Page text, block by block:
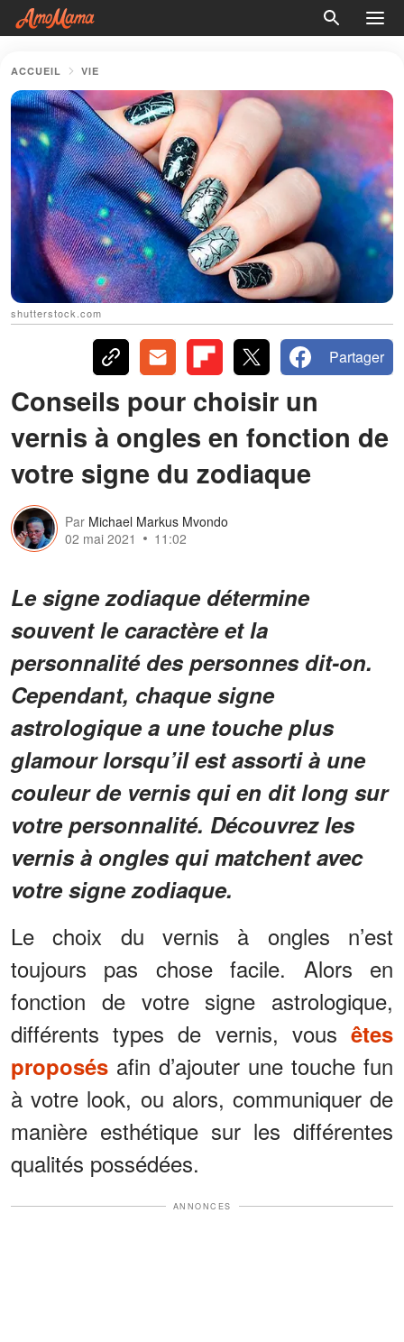
ACCUEIL VIE
shutterstock.com
Partager
Conseils pour choisir un
vernis à ongles en fonction de
votre signe du zodiaque
Par Michael Markus Mvondo
02 mai 2021
11:02
Le signe zodiaque détermine
souvent le caractère et la
personnalité des personnes dit-on.
Cependant, chaque signe
astrologique a une touche plus
glamour lorsqu’il est assorti à une
couleur de vernis qui en dit long sur
votre personnalité. Découvrez les
vernis à ongles qui matchent avec
votre signe zodiaque.
Le choix du vernis à ongles n’est
toujours pas chose facile. Alors en
fonction de votre signe astrologique,
différents types de vernis, vous êtes
proposés afin d’ajouter une touche fun
à votre look, ou alors, communiquer de
manière esthétique sur les différentes
qualités possédées.
ANNONCES